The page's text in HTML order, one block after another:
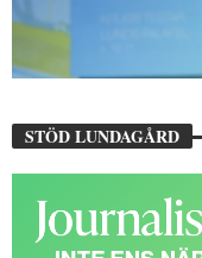
STÖD LUNDAGÅRD